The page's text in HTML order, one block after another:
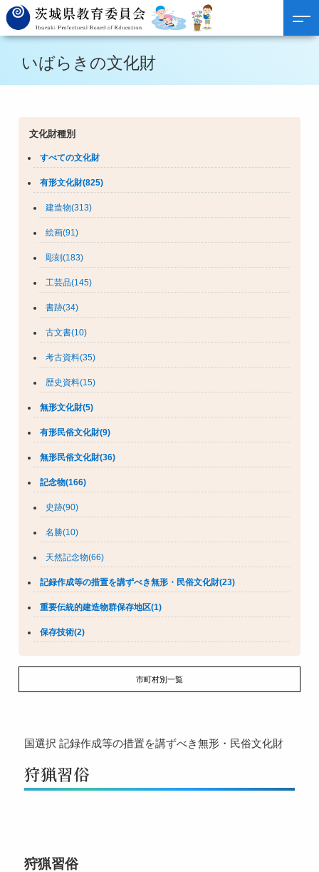
いばらきの文化財
文化財種別
すべての文化財
有形文化財(825)
建造物(313)
絵画(91)
彫刻(183)
工芸品(145)
書跡(34)
古文書(10)
考古資料(35)
歴史資料(15)
無形文化財(5)
有形民俗文化財(9)
無形民俗文化財(36)
記念物(166)
史跡(90)
名勝(10)
天然記念物(66)
記録作成等の措置を講ずべき無形・民俗文化財(23)
重要伝統的建造物群保存地区(1)
保存技術(2)
市町村別一覧
国選択 記録作成等の措置を講ずべき無形・民俗文化財
狩猟習俗
狩猟習俗